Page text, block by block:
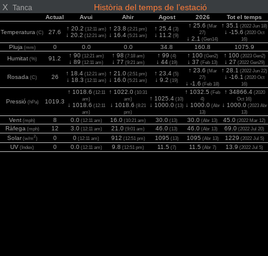
X Tanca Història del temps de l’estació
Actual Avui Ahir Agost 2026 Tot el temps
Temperatura (C) 27.6
↑ 20.2 (12:11 am)
↓ 20.2 (12:21 am)
↑ 23.8 (2:21 pm)
↓ 16.4 (5:21 am)
↑ 25.4 (3)
↓ 11.2 (9)
↑ 25.6 (Mar
27)
↓ 2.1 (Gen14)
↑ 35.1 (2022 Jun 18)
↓ -15.6 (2020 Oct
16)
Pluja(mm) 0 0.0 0.0 34.8 160.8
1075.9
Humitat (%) 91.2 ↑ 90(12:21 am)
↓ 89 (12:11 am)
↑ 98 (7:18 am)
↓ 77 (9:21 am)
↑ 99 (4)
↓ 44(19)
↑ 100(Gen2)
↓ 37 (Feb 13)
↑ 100(2023 Gen2)
↓ 27 (2022 Gen29)
Rosada (C) 26
↑ 18.4 (12:21 am)
↓ 18.3 (12:11 am)
↑ 21.0 (2:51 pm)
↓ 16.0 (5:21 am)
↑ 23.4 (5)
↓ 9.2 (19)
↑ 23.6 (Mar
27)
↓ -1.6 (Feb 18)
↑ 28.1 (2022 Jun 22)
↓ -16.1 (2020 Oct
16)
Pressió (hPa) 1019.3
↑ 1018.6 (12:11
am)
↓ 1018.6 (12:11
am)
↑ 1022.0 (10:31
am)
↓ 1018.6 (8:21
pm)
↑ 1025.4 (10)
↓ 1000.0 (13)
↑ 1032.5 (Feb
4)
↓ 1000.0(Abr
13)
↑ 34866.4(2020
Oct 16)
↓ 1000.0(2023 Abr
13)
Vent (mph) 8 0.0(12:11 am) 16.0 (10:21 am) 30.0 (13) 30.0 (Abr 13) 45.0 (2022 Mar 12)
Ràfega(mph) 12 3.0(12:11 am) 21.0 (9:01 am) 46.0 (13) 46.0 (Abr 13) 69.0 (2022 Jul 20)
Solar(w/m2) 0 0 (12:11 am) 912 (12:51 pm) 1095 (13) 1095 (Abr 13) 1229 (2022 Jul 5)
UV (Index) 0 0.0(12:11 am) 9.8 (12:51 pm) 11.5 (7) 11.5 (Abr 7) 13.9 (2022 Jul 5)